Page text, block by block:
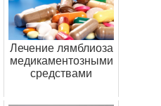
Лечение лямблиоза
медикаментозными
средствами